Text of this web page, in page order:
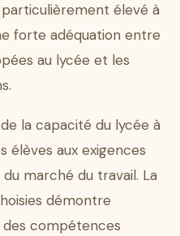
élevé à
forte adéquation entre
au lycée et les
la capacité du lycée à
aux exigences
marché du travail. La
démontre
compétences